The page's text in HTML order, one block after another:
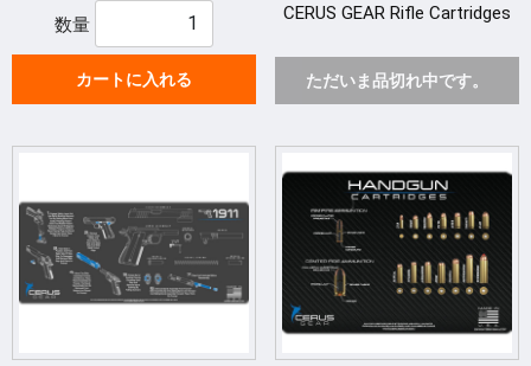
数量
カートに入れる
CERUS GEAR Rifle Cartridges
ただいま品切れ中です。